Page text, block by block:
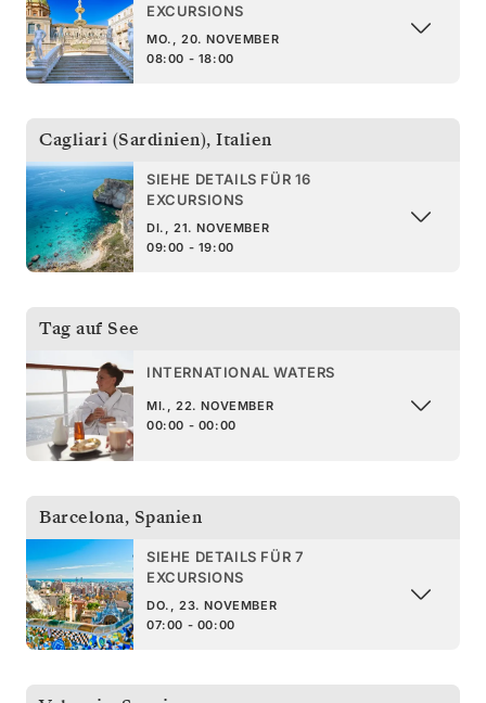
EXCURSIONS
MO., 20. NOVEMBER
08:00 - 18:00
Cagliari (Sardinien), Italien
SIEHE DETAILS FÜR 16
EXCURSIONS
DI., 21. NOVEMBER
09:00 - 19:00
Tag auf See
INTERNATIONAL WATERS
MI., 22. NOVEMBER
00:00 - 00:00
Barcelona, Spanien
SIEHE DETAILS FÜR 7
EXCURSIONS
DO., 23. NOVEMBER
07:00 - 00:00